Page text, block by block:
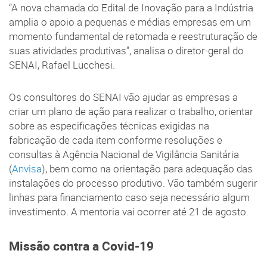
“A nova chamada do Edital de Inovação para a Indústria
amplia o apoio a pequenas e médias empresas em um
momento fundamental de retomada e reestruturação de
suas atividades produtivas”, analisa o diretor-geral do
SENAI, Rafael Lucchesi.
Os consultores do SENAI vão ajudar as empresas a
criar um plano de ação para realizar o trabalho, orientar
sobre as especificações técnicas exigidas na
fabricação de cada item conforme resoluções e
consultas à Agência Nacional de Vigilância Sanitária
(Anvisa), bem como na orientação para adequação das
instalações do processo produtivo. Vão também sugerir
linhas para financiamento caso seja necessário algum
investimento. A mentoria vai ocorrer até 21 de agosto.
Missão contra a Covid-19